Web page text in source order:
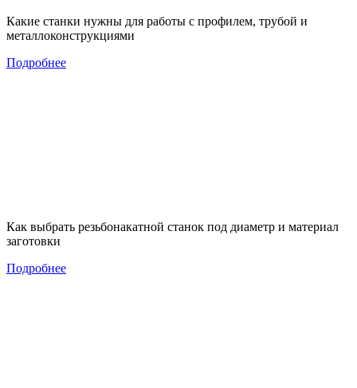
Какие станки нужны для работы с профилем, трубой и
металлоконструкциями
Подробнее
Как выбрать резьбонакатной станок под диаметр и материал
заготовки
Подробнее